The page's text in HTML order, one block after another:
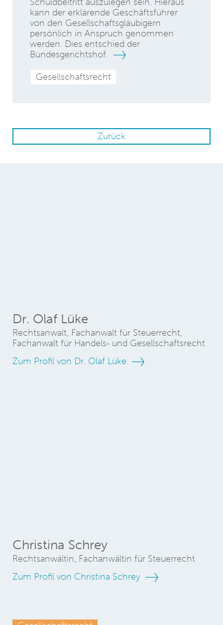
Schuldbeitritt auszulegen sein. Hieraus
kann der erklärende Geschäftsführer
von den Gesellschaftsgläubigern
persönlich in Anspruch genommen
werden. Dies entschied der
Bundesgerichtshof.
Gesellschaftsrecht
Zurück
Dr. Olaf Lüke
Rechtsanwalt, Fachanwalt für Steuerrecht,
Fachanwalt für Handels- und Gesellschaftsrecht
Zum Profil von Dr. Olaf Lüke
Christina Schrey
Rechtsanwältin, Fachanwältin für Steuerrecht
Zum Profil von Christina Schrey